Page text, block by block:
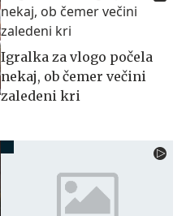
Igralka za vlogo počela
nekaj, ob čemer večini
zaledeni kri